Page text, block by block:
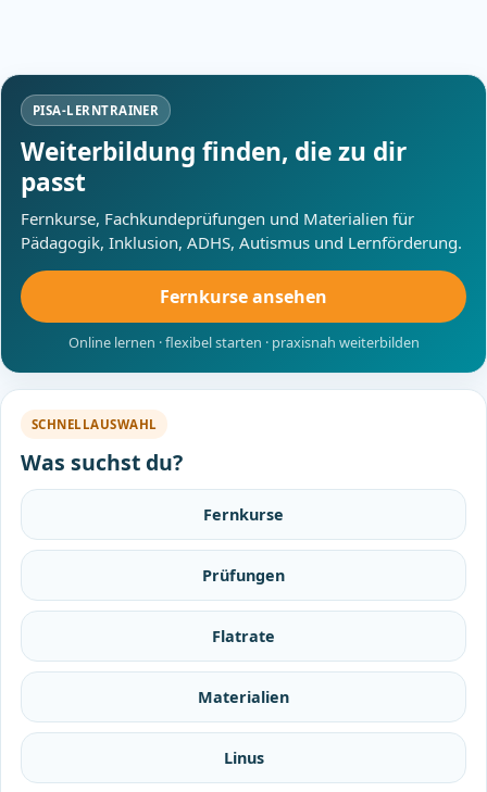
PISA-LERNTRAINER
Weiterbildung finden, die zu dir
passt
Fernkurse, Fachkundeprüfungen und Materialien für
Pädagogik, Inklusion, ADHS, Autismus und Lernförderung.
Fernkurse ansehen
Online lernen · flexibel starten · praxisnah weiterbilden
SCHNELLAUSWAHL
Was suchst du?
Fernkurse
Prüfungen
Flatrate
Materialien
Linus